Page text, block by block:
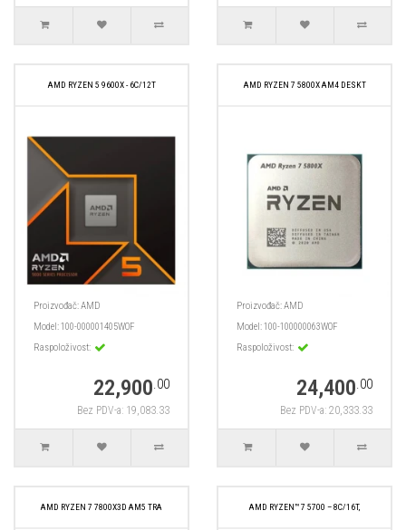
AMD RYZEN 5 9600X - 6C/12T
Proizvođač:AMD
Model:100-000001405WOF
Raspoloživost:
22,900.00
Bez PDV-a: 19,083.33
AMD RYZEN 7 5800X AM4 DESKT
Proizvođač:AMD
Model:100-100000063WOF
Raspoloživost:
24,400.00
Bez PDV-a: 20,333.33
AMD RYZEN 7 7800X3D AM5 TRA AMD RYZEN™ 7 5700 – 8C/16T,